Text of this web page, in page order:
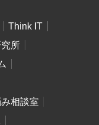
Think IT
所
相談室